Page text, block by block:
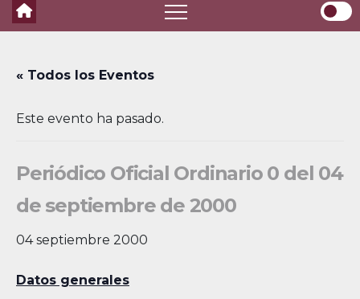
« Todos los Eventos
Este evento ha pasado.
Periódico Oficial Ordinario 0 del 04
de septiembre de 2000
04 septiembre 2000
Datos generales